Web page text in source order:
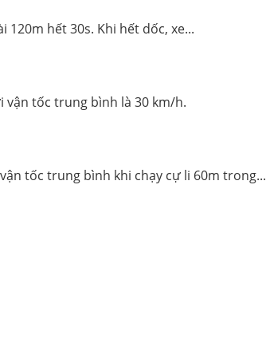
hết 30s. Khi hết dốc, xe...
tốc trung bình là 30 km/h.
tốc trung bình khi chạy cự li 60m trong...